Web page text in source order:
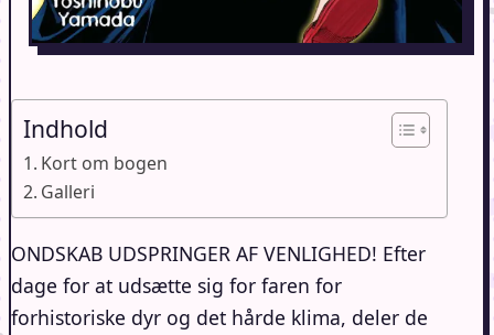
Indhold
Kort om bogen
Galleri
ONDSKAB UDSPRINGER AF VENLIGHED! Efter
dage for at udsætte sig for faren for
forhistoriske dyr og det hårde klima, deler de